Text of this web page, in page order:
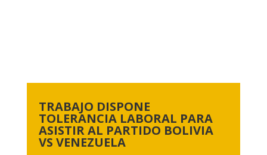
TRABAJO DISPONE
TOLERANCIA LABORAL PARA
ASISTIR AL PARTIDO BOLIVIA
VS VENEZUELA